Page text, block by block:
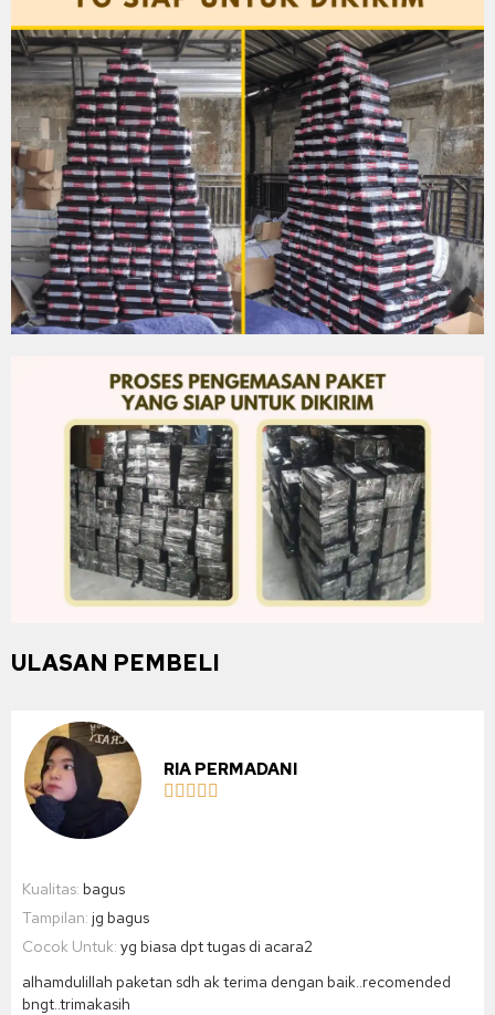
ULASAN PEMBELI
RIA PERMADANI
    
Kualitas: bagus
Tampilan: jg bagus
Cocok Untuk: yg biasa dpt tugas di acara2
alhamdulillah paketan sdh ak terima dengan baik..recomended
bngt..trimakasih